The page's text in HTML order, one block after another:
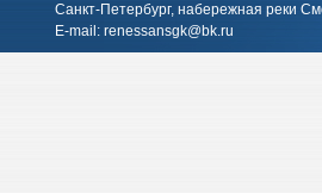
Санкт-Петербург, набережная реки
E-mail: renessansgk@bk.ru